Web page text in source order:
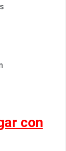
con